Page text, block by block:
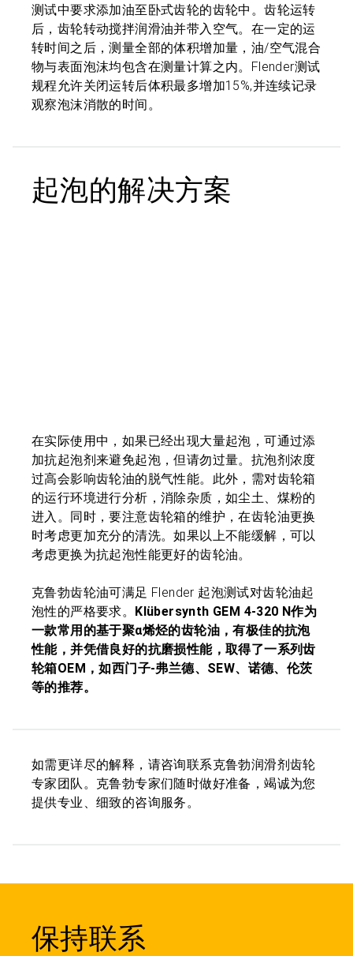
测试中要求添加油至卧式齿轮的齿轮中。齿轮运转
后，齿轮转动搅拌润滑油并带入空气。在一定的运
转时间之后，测量全部的体积增加量，油/空气混合
物与表面泡沫均包含在测量计算之内。Flender测试
规程允许关闭运转后体积最多增加15%,并连续记录
观察泡沫消散的时间。
起泡的解决方案
在实际使用中，如果已经出现大量起泡，可通过添
加抗起泡剂来避免起泡，但请勿过量。抗泡剂浓度
过高会影响齿轮油的脱气性能。此外，需对齿轮箱
的运行环境进行分析，消除杂质，如尘土、煤粉的
进入。同时，要注意齿轮箱的维护，在齿轮油更换
时考虑更加充分的清洗。如果以上不能缓解，可以
考虑更换为抗起泡性能更好的齿轮油。
克鲁勃齿轮油可满足 Flender 起泡测试对齿轮油起
泡性的严格要求。 Klübersynth GEM 4-320 N作为
一款常用的基于聚α烯烃的齿轮油，有极佳的抗泡
性能，并凭借良好的抗磨损性能，取得了一系列齿
轮箱OEM，如西门子-弗兰德、SEW、诺德、伦茨
等的推荐。
如需更详尽的解释，请咨询联系克鲁勃润滑剂齿轮
专家团队。克鲁勃专家们随时做好准备，竭诚为您
提供专业、细致的咨询服务。
保持联系